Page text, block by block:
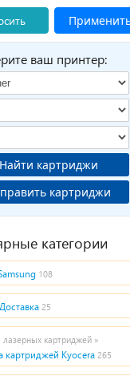
ваш принтер:
Найти картриджи
Заправить картриджи
категории
108
Доставка 25
лазерных картриджей »
картриджей Kyocera 265